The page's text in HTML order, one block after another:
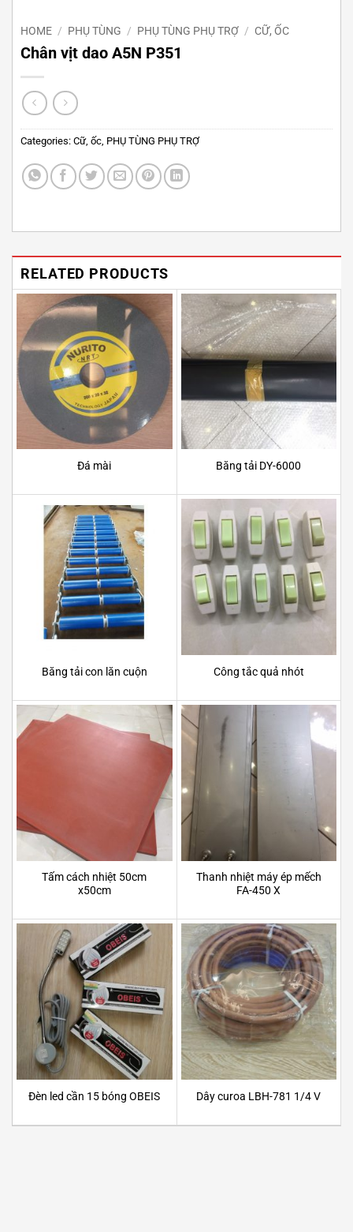
HOME / PHỤ TÙNG / PHỤ TÙNG PHỤ TRỢ / CỮ, ỐC
Chân vịt dao A5N P351
Categories: Cữ, ốc PHỤ TÙNG PHỤ TRỢ
RELATED PRODUCTS
Đá mài Băng tải DY-6000
Băng tải con lăn cuộn Công tắc quả nhót
Tấm cách nhiệt 50cm
x50cm
Thanh nhiệt máy ép mếch
FA-450 X
Đèn led cần 15 bóng OBEIS Dây curoa LBH-781 1/4 V